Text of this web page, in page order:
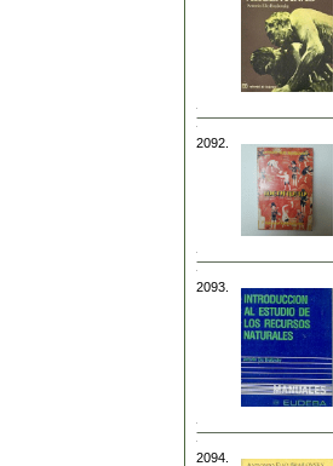
2092.
2093.
2094.